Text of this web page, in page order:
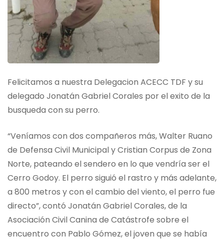
Felicitamos a nuestra Delegacion ACECC TDF y su
delegado Jonatán Gabriel Corales por el exito de la
busqueda con su perro.
“Veníamos con dos compañeros más, Walter Ruano
de Defensa Civil Municipal y Cristian Corpus de Zona
Norte, pateando el sendero en lo que vendría ser el
Cerro Godoy. El perro siguió el rastro y más adelante,
a 800 metros y con el cambio del viento, el perro fue
directo”, contó Jonatán Gabriel Corales, de la
Asociación Civil Canina de Catástrofe sobre el
encuentro con Pablo Gómez, el joven que se había